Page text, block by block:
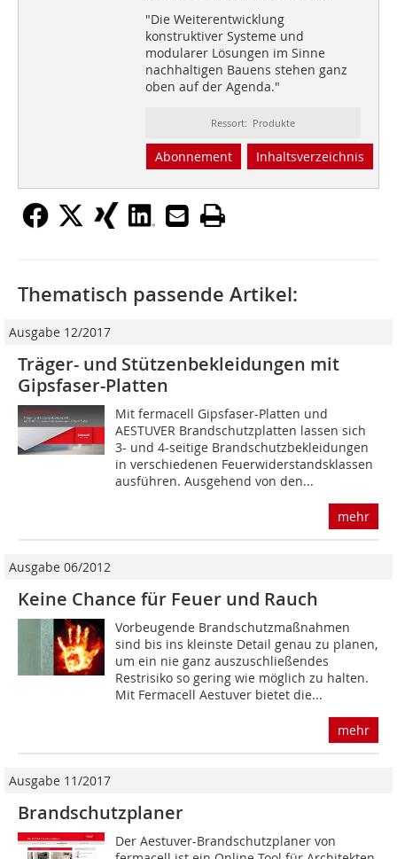
"Die Weiterentwicklung
konstruktiver Systeme und
modularer Lösungen im Sinne
nachhaltigen Bauens stehen ganz
oben auf der Agenda."
Ressort: Produkte
Abonnement Inhaltsverzeichnis
Thematisch passende Artikel:
Ausgabe 12/2017
Träger- und Stützenbekleidungen mit
Gipsfaser-Platten
Mit fermacell Gipsfaser-Platten und
AESTUVER Brandschutzplatten lassen sich
3- und 4-seitige Brandschutzbekleidungen
in verschiedenen Feuerwiderstandsklassen
ausführen. Ausgehend von den...
mehr
Ausgabe 06/2012
Keine Chance für Feuer und Rauch
Vorbeugende Brandschutzmaßnahmen
sind bis ins kleinste Detail genau zu planen,
um ein nie ganz auszuschließendes
Restrisiko so gering wie möglich zu halten.
Mit Fermacell Aestuver bietet die...
mehr
Ausgabe 11/2017
Brandschutzplaner
Der Aestuver-Brandschutzplaner von